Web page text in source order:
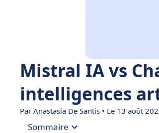
Mistral IA vs
intelligences
Par Anastasia De Santis • Le 13 août
Sommaire